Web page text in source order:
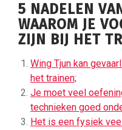
5 NADELEN
WAAROM JE
ZIJN BIJ HET
Wing Tjun kan
het trainen;
Je moet veel
technieken goed
Het is een fysiek